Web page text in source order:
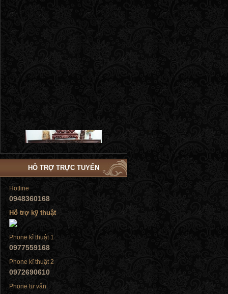
Tủ đứng
Tủ đứng
Tủ đứng
HỖ TRỢ TRỰC TUYẾN
Hotline
0948360168
Hỗ trợ kỹ thuật
Phone kĩ thuật 1
0977559168
Phone kĩ thuật 2
0972690610
Phone tư vấn